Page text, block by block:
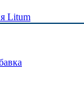
Litum